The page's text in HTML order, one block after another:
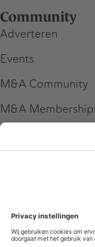
Community
Adverteren
Events
M&A Community
M&A
Service &
Contact